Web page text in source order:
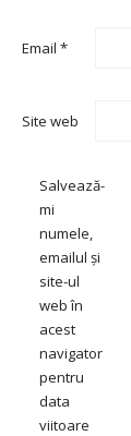
Email *
Site web
Salvează-
mi
numele,
emailul și
site-ul
web în
acest
navigator
pentru
data
viitoare